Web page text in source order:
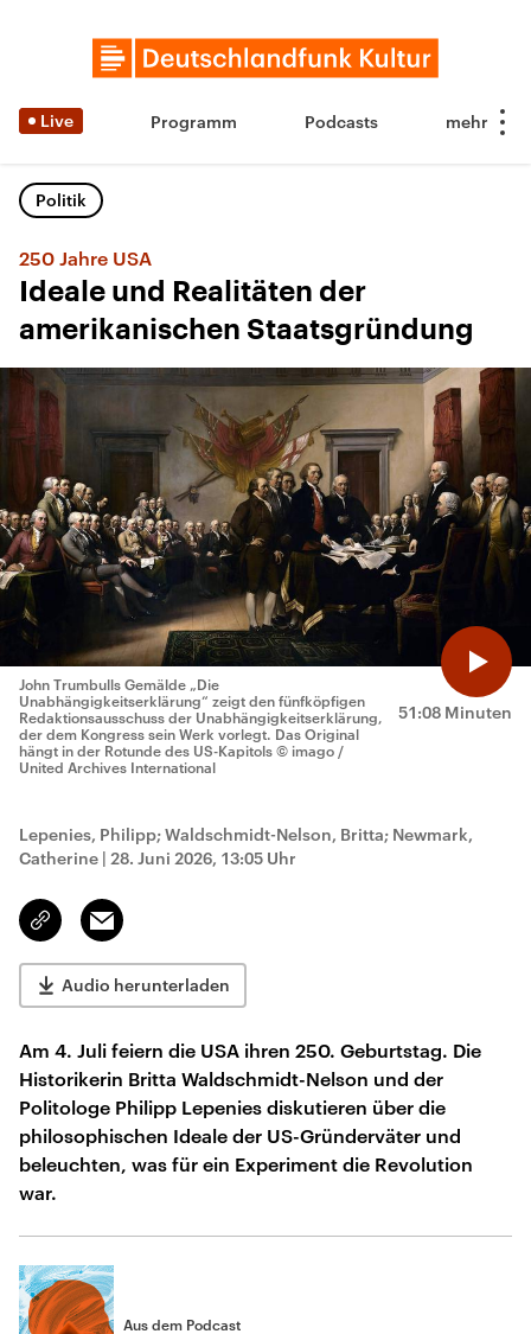
Live Programm Podcasts
Politik
250 Jahre USA
Ideale und Realitäten der
amerikanischen Staatsgründung
51:08 Minuten
John Trumbulls Gemälde „Die
Unabhängigkeitserklärung“ zeigt den fünfköpfigen
Redaktionsausschuss der Unabhängigkeitserklärung,
der dem Kongress sein Werk vorlegt. Das Original
hängt in der Rotunde des US-Kapitols © imago /
United Archives International
Lepenies, Philipp; Waldschmidt-Nelson, Britta; Newmark,
Catherine | 28. Juni 2026, 13:05 Uhr
Link
kopieren/teilen
Email
Audio herunterladen
Am 4. Juli feiern die USA ihren 250. Geburtstag. Die
Historikerin Britta Waldschmidt-Nelson und der
Politologe Philipp Lepenies diskutieren über die
philosophischen Ideale der US-Gründerväter und
beleuchten, was für ein Experiment die Revolution
war.
Aus dem Podcast